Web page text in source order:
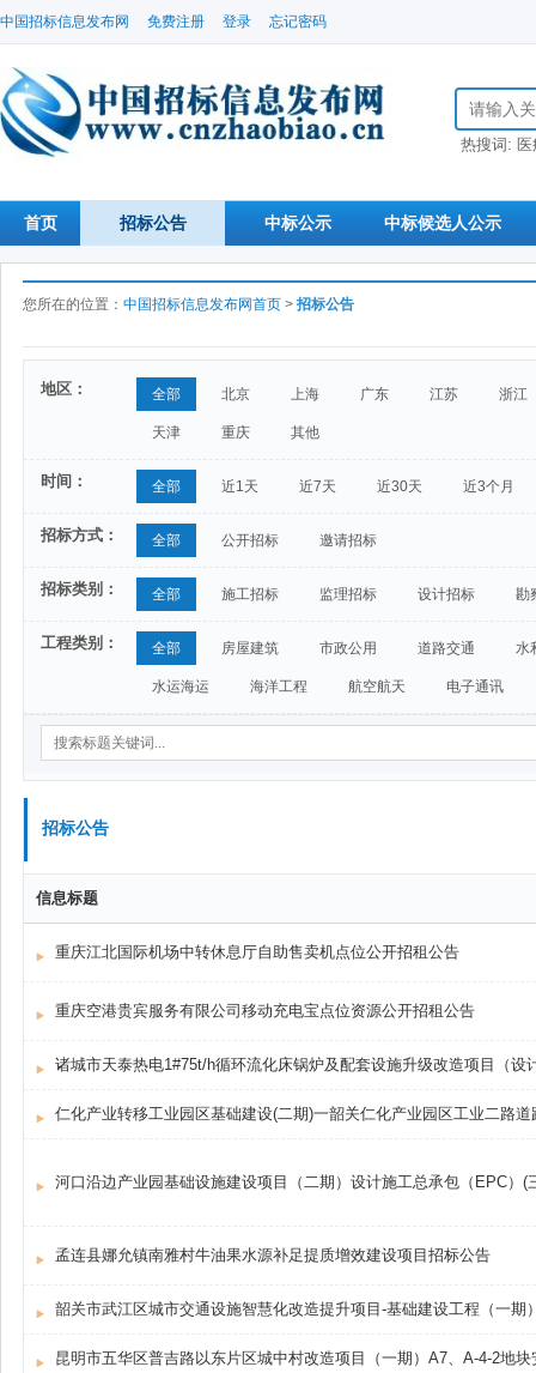
中国招标信息发布网 免费注册 登录 忘记密码
搜索招标信
热搜词:
首页 招标公告 中标公示 中标候选人公示
您所在的位置： 中国招标信息发布网首页 > 招标公告
地区： 全部 北京 上海 广东 江苏 浙江
天津 重庆 其他
时间： 全部 近1天 近7天 近30天 近3个月
招标方式： 全部 公开招标 邀请招标
招标类别： 全部 施工招标 监理招标 设计招标 勘
工程类别： 全部 房屋建筑 市政公用 道路交通 水
水运海运 海洋工程 航空航天 电子通讯
招标公告
信息标题
重庆江北国际机场中转休息厅自助售卖机点位公开招租公告
重庆空港贵宾服务有限公司移动充电宝点位资源公开招租公告
诸城市天泰热电1#75t/h循环流化床锅炉及配套设施升级改造项目（设
仁化产业转移工业园区基础建设(二期)一韶关仁化产业园区工业二路
河口沿边产业园基础设施建设项目（二期）设计施工总承包（EPC）(
孟连县娜允镇南雅村牛油果水源补足提质增效建设项目招标公告
韶关市武江区城市交通设施智慧化改造提升项目-基础建设工程（一期
昆明市五华区普吉路以东片区城中村改造项目（一期）A7、A-4-2地